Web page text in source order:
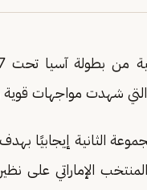
تحت 17 عامًا، المقامة في محافظتي
التي شهدت مواجهات قوية
الثانية
الإماراتي على